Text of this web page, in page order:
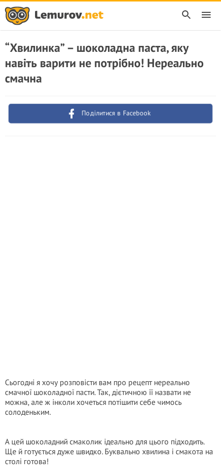
“Хвилинка” – шоколадна паста, яку
навіть варити не потрібно! Нереально
смачна
Поділитися в Facebook
Сьогодні я хочу розповісти вам про рецепт нереально
смачної шоколадної пасти. Так, дієтичною її назвати не
можна, але ж інколи хочеться потішити себе чимось
солоденьким.
А цей шоколадний смаколик ідеально для цього підходить.
Ще й готується дуже швидко. Буквально хвилина і смакота на
столі готова!